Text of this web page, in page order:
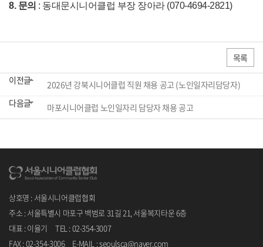
8. 문의 : 동대문시니어클럽 부장 장아라 (070-4694-2821)
목록
이전글
2026년 강북시니어클럽 직원 채용 공고 (노인일자리담당자)
다음글
마포시니어클럽 노인일자리 담당자 채용 공고
상호명 : 서울시니어클럽협회
주소 : 서울특별시 마포구 백범로 31길 21, 서울복지타운 6층
대표 : 이율기 TEL : 02-354-3007
FAX : 02-354-3006 E-MAIL : seoulsca@naver.com